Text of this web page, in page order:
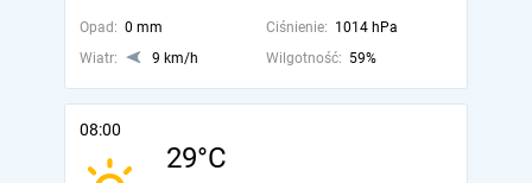
Opad: 0 mm Ciśnienie: 1014 hPa
Wiatr:
9 km/h Wilgotność: 59%
08:00
29°C